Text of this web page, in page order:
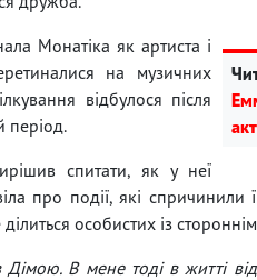
Монатіка як артиста і
на музичних
відбулося після
період.
спитати, як у неї
про події, які спричинили
особистих із
В мене тоді в житті